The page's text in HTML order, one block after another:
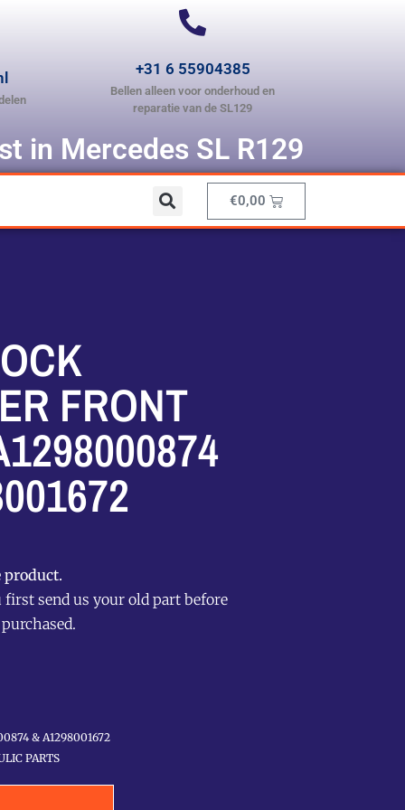
+31 6 55904385
Bellen alleen voor onderhoud en
reparatie van de SL129
in Mercedes SL R129
€0,00
FRONT
product.
send us your old part before
& A1298001672
PARTS